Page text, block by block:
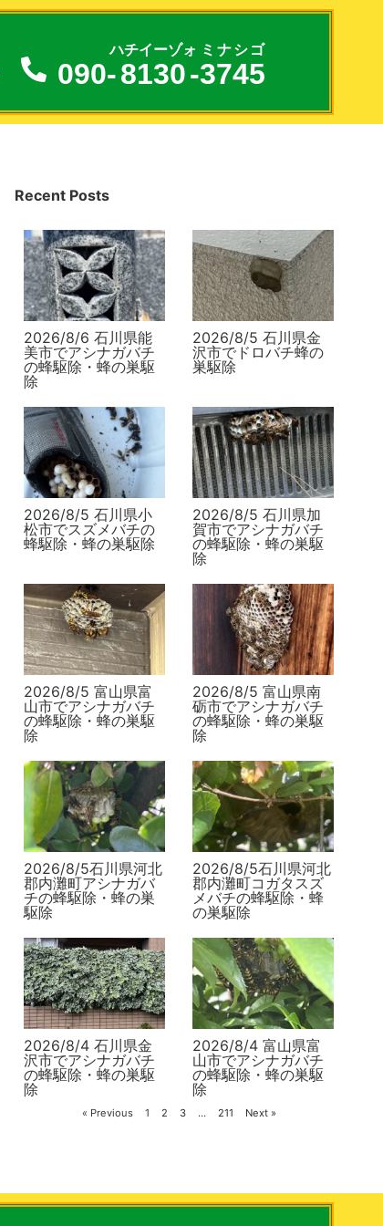
090-8130
ハチイーゾォ
-3745
ミナシゴ
Recent Posts
2026/8/6 石川県能
美市でアシナガバチ
の蜂駆除・蜂の巣駆
除
2026/8/5 石川県金
沢市でドロバチ蜂の
巣駆除
2026/8/5 石川県小
松市でスズメバチの
蜂駆除・蜂の巣駆除
2026/8/5 石川県加
賀市でアシナガバチ
の蜂駆除・蜂の巣駆
除
2026/8/5 富山県富
山市でアシナガバチ
の蜂駆除・蜂の巣駆
除
2026/8/5 富山県南
砺市でアシナガバチ
の蜂駆除・蜂の巣駆
除
2026/8/5石川県河北
郡内灘町アシナガバ
チの蜂駆除・蜂の巣
駆除
2026/8/5石川県河北
郡内灘町コガタスズ
メバチの蜂駆除・蜂
の巣駆除
2026/8/4 石川県金
沢市でアシナガバチ
の蜂駆除・蜂の巣駆
除
2026/8/4 富山県富
山市でアシナガバチ
の蜂駆除・蜂の巣駆
除
« Previous 1 2 3 … 211 Next »